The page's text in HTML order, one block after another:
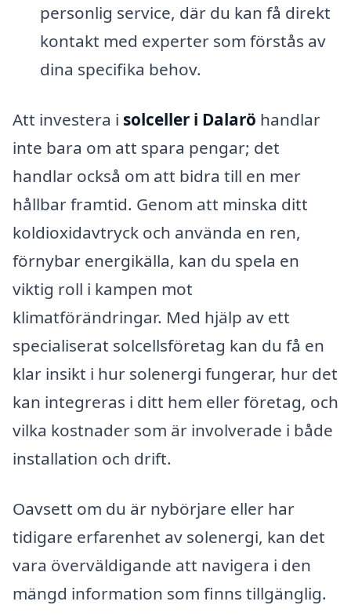
personlig service, där du kan få direkt
kontakt med experter som förstås av
dina specifika behov.
Att investera i solceller i Dalarö handlar
inte bara om att spara pengar; det
handlar också om att bidra till en mer
hållbar framtid. Genom att minska ditt
koldioxidavtryck och använda en ren,
förnybar energikälla, kan du spela en
viktig roll i kampen mot
klimatförändringar. Med hjälp av ett
specialiserat solcellsföretag kan du få en
klar insikt i hur solenergi fungerar, hur det
kan integreras i ditt hem eller företag, och
vilka kostnader som är involverade i både
installation och drift.
Oavsett om du är nybörjare eller har
tidigare erfarenhet av solenergi, kan det
vara överväldigande att navigera i den
mängd information som finns tillgänglig.